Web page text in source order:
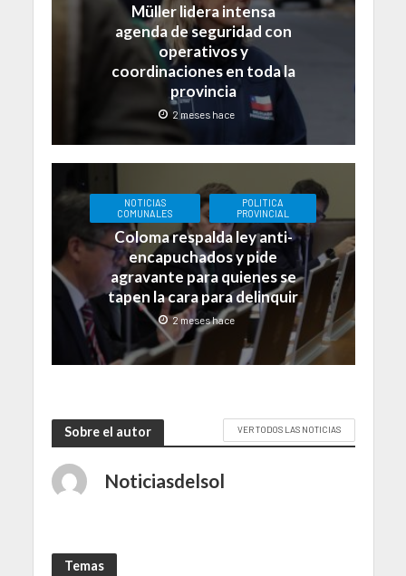
Müller lidera intensa
agenda de seguridad con
operativos y
coordinaciones en toda la
provincia
2 meses hace
NOTICIAS
COMUNALES
POLITICA
PROVINCIAL
Coloma respalda ley anti-
encapuchados y pide
agravante para quienes se
tapen la cara para delinquir
2 meses hace
Sobre el autor VER TODOS LAS NOTICIAS
Noticiasdelsol
Temas